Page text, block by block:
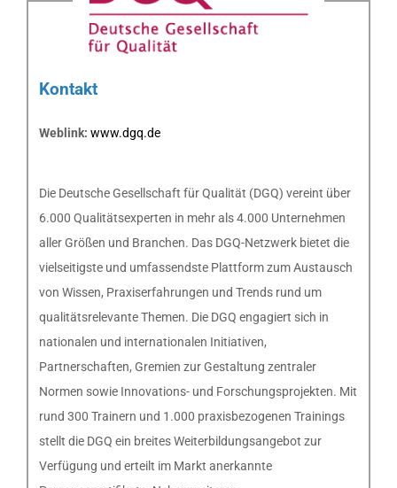
Kontakt
Weblink: www.dgq.de
Die Deutsche Gesellschaft für Qualität (DGQ) vereint über
6.000 Qualitätsexperten in mehr als 4.000 Unternehmen
aller Größen und Branchen. Das DGQ-Netzwerk bietet die
vielseitigste und umfassendste Plattform zum Austausch
von Wissen, Praxiserfahrungen und Trends rund um
qualitätsrelevante Themen. Die DGQ engagiert sich in
nationalen und internationalen Initiativen,
Partnerschaften, Gremien zur Gestaltung zentraler
Normen sowie Innovations- und Forschungsprojekten. Mit
rund 300 Trainern und 1.000 praxisbezogenen Trainings
stellt die DGQ ein breites Weiterbildungsangebot zur
Verfügung und erteilt im Markt anerkannte